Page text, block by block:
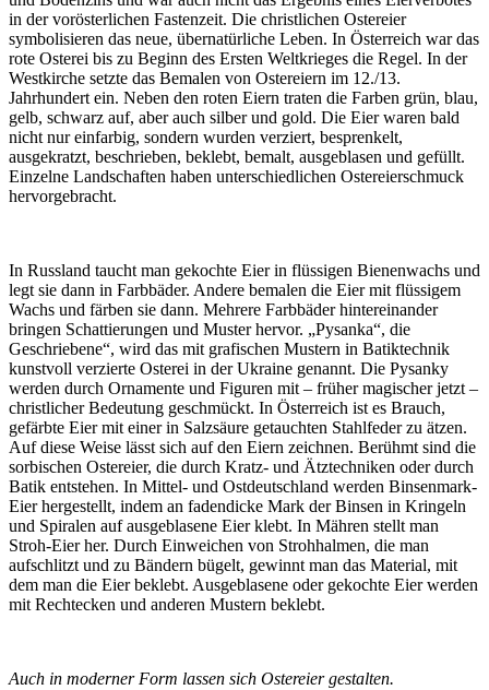
in der vorösterlichen Fastenzeit. Die christlichen Ostereier
symbolisieren das neue, übernatürliche Leben. In Österreich war das
rote Osterei bis zu Beginn des Ersten Weltkrieges die Regel. In der
Westkirche setzte das Bemalen von Ostereiern im 12./13.
Jahrhundert ein. Neben den roten Eiern traten die Farben grün, blau,
gelb, schwarz auf, aber auch silber und gold. Die Eier waren bald
nicht nur einfarbig, sondern wurden verziert, besprenkelt,
ausgekratzt, beschrieben, beklebt, bemalt, ausgeblasen und gefüllt.
Einzelne Landschaften haben unterschiedlichen Ostereierschmuck
hervorgebracht.
In Russland taucht man gekochte Eier in flüssigen Bienenwachs und
legt sie dann in Farbbäder. Andere bemalen die Eier mit flüssigem
Wachs und färben sie dann. Mehrere Farbbäder hintereinander
bringen Schattierungen und Muster hervor. „Pysanka“, die
Geschriebene“, wird das mit grafischen Mustern in Batiktechnik
kunstvoll verzierte Osterei in der Ukraine genannt. Die Pysanky
werden durch Ornamente und Figuren mit – früher magischer jetzt –
christlicher Bedeutung geschmückt. In Österreich ist es Brauch,
gefärbte Eier mit einer in Salzsäure getauchten Stahlfeder zu ätzen.
Auf diese Weise lässt sich auf den Eiern zeichnen. Berühmt sind die
sorbischen Ostereier, die durch Kratz- und Ätztechniken oder durch
Batik entstehen. In Mittel- und Ostdeutschland werden Binsenmark-
Eier hergestellt, indem an fadendicke Mark der Binsen in Kringeln
und Spiralen auf ausgeblasene Eier klebt. In Mähren stellt man
Stroh-Eier her. Durch Einweichen von Strohhalmen, die man
aufschlitzt und zu Bändern bügelt, gewinnt man das Material, mit
dem man die Eier beklebt. Ausgeblasene oder gekochte Eier werden
mit Rechtecken und anderen Mustern beklebt.
Auch in moderner Form lassen sich Ostereier gestalten.